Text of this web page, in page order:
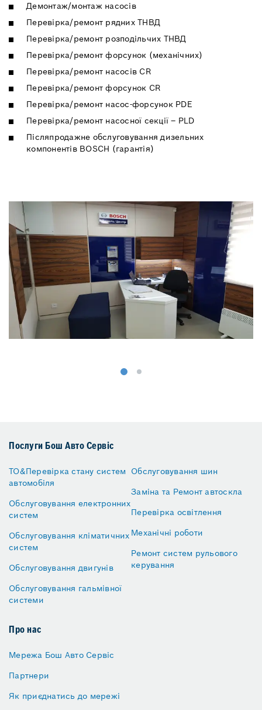
Демонтаж/монтаж насосів
Перевірка/ремонт рядних ТНВД
Перевірка/ремонт розподільчих ТНВД
Перевірка/ремонт форсунок (механічних)
Перевірка/ремонт насосів CR
Перевірка/ремонт форсунок CR
Перевірка/ремонт насос-форсунок PDE
Перевірка/ремонт насосної секції – PLD
Післяпродажне обслуговування дизельних
компонентів BOSCH (гарантія)
Послуги Бош Авто Сервіс
ТО&Перевірка стану систем
автомобіля
Обслуговування електронних
систем
Обслуговування кліматичних
систем
Обслуговування двигунів
Обслуговування гальмівної
системи
Обслуговування шин
Заміна та Ремонт автоскла
Перевірка освітлення
Механічні роботи
Ремонт систем рульового
керування
Про нас
Мережа Бош Авто Сервіс
Партнери
Як приєднатись до мережі